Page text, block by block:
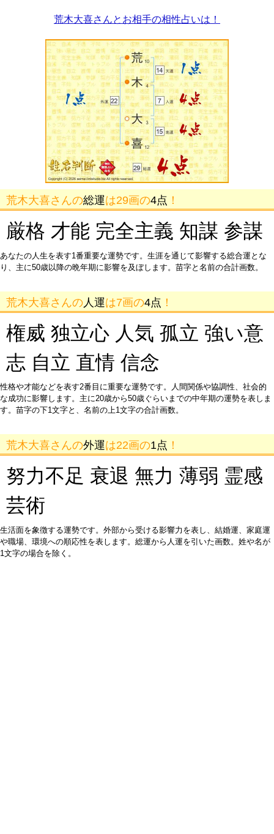
荒木大喜さんとお相手の相性占いは！
荒木大喜さんの総運は29画の4点 ！
厳格 才能 完全主義 知謀 参謀
あなたの人生を表す1番重要な運勢です。生涯を通じて影響する総合運とな
り、主に50歳以降の晩年期に影響を及ぼします。苗字と名前の合計画数。
荒木大喜さんの 人運は7画の4点 ！
権威 独立心 人気 孤立 強い意
志 自立 直情 信念
性格や才能などを表す2番目に重要な運勢です。人間関係や協調性、社会的
な成功に影響します。主に20歳から50歳ぐらいまでの中年期の運勢を表しま
す。苗字の下1文字と、名前の上1文字の合計画数。
荒木大喜さんの外運は22画の1点 ！
努力不足 衰退 無力 薄弱 霊感
芸術
生活面を象徴する運勢です。外部から受ける影響力を表し、結婚運、家庭運
や職場、環境への順応性を表します。総運から人運を引いた画数。姓や名が
1文字の場合を除く。